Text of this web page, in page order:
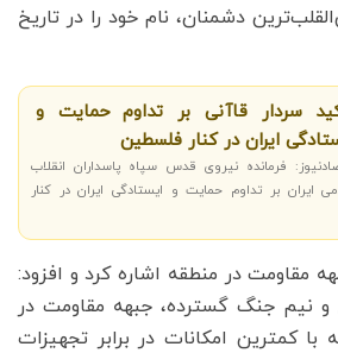
دشمنان، نام خود را در تاریخ
سردار قاآنی بر تداوم حمایت و
ایران در کنار فلسطین
فرمانده نیروی قدس سپاه پاسداران انقلاب
ایران بر تداوم حمایت و ایستادگی ایران در کنار
مقاومت در منطقه اشاره کرد و افزود:
نیم جنگ گسترده، جبهه مقاومت در
کمترین امکانات در برابر تجهیزات